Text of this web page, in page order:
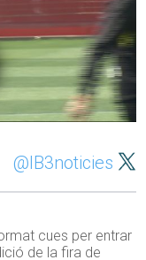
@IB3noticies
cues per entrar
de la fira de